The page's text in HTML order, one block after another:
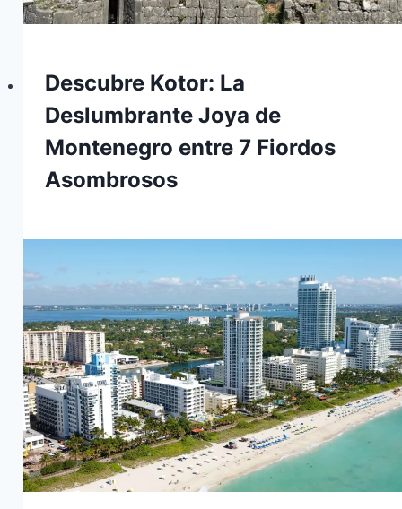
Descubre Kotor: La
Deslumbrante Joya de
Montenegro entre 7 Fiordos
Asombrosos